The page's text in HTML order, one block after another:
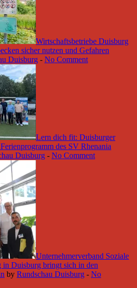
Wirtschaftsbetriebe Duisburg
sicher nutzen und Gefahren
Duisburg - No Comment
Lern dich fit: Duisburger
des SV Rhenania
Duisburg - No Comment
Unternehmerverband Soziale
Duisburg bringt sich in den
by Rundschau Duisburg - No